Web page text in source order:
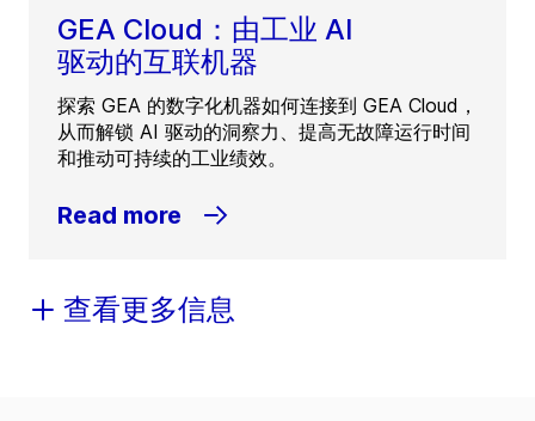
GEA Cloud：由工业 AI
驱动的互联机器
探索 GEA 的数字化机器如何连接到 GEA Cloud，
从而解锁 AI 驱动的洞察力、提高无故障运行时间
和推动可持续的工业绩效。
Read more
查看更多信息